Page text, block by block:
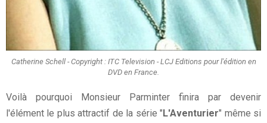
Catherine Schell - Copyright : ITC Television - LCJ Editions pour l'édition en
DVD en France.
Voilà pourquoi Monsieur Parminter finira par devenir
l'élément le plus attractif de la série " L'Aventurier" même si